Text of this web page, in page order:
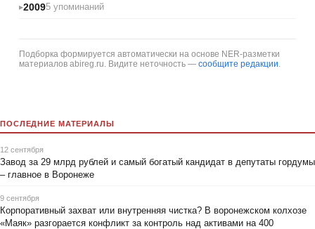
20095 упоминаний
Подборка формируется автоматически на основе NER-разметки
материалов abireg.ru. Видите неточность — сообщите редакции
ПОСЛЕДНИЕ МАТЕРИАЛЫ
12 сентября
Завод за 29 млрд рублей и самый богатый кандидат в депутаты гордумы
– главное в Воронеже
9 сентября
Корпоративный захват или внутренняя чистка? В воронежском колхозе
«Маяк» разгорается конфликт за контроль над активами на 400